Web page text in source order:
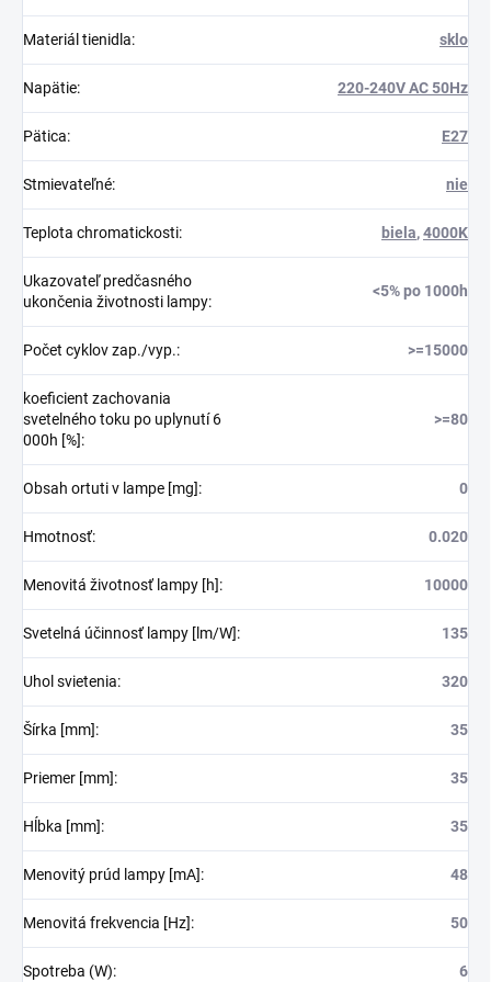
Materiál tienidla: sklo
Napätie: 220-240V AC 50Hz
Pätica: E27
Stmievateľné: nie
Teplota chromatickosti: biela,4000K
Ukazovateľ predčasného
ukončenia životnosti lampy:
<5% po 1000h
Počet cyklov zap./vyp.: >=15000
koeficient zachovania
svetelného toku po uplynutí 6
000h [%]:
>=80
Obsah ortuti v lampe [mg]: 0
Hmotnosť: 0.020
Menovitá životnosť lampy [h]: 10000
Svetelná účinnosť lampy [lm/W]: 135
Uhol svietenia: 320
Šírka [mm]: 35
Priemer [mm]: 35
Hĺbka [mm]: 35
Menovitý prúd lampy [mA]: 48
Menovitá frekvencia [Hz]: 50
Spotreba (W): 6